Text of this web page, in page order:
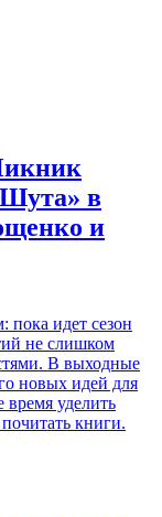
в
и
пока идет сезон
не слишком
В выходные
новых идей для
уделить
книги.